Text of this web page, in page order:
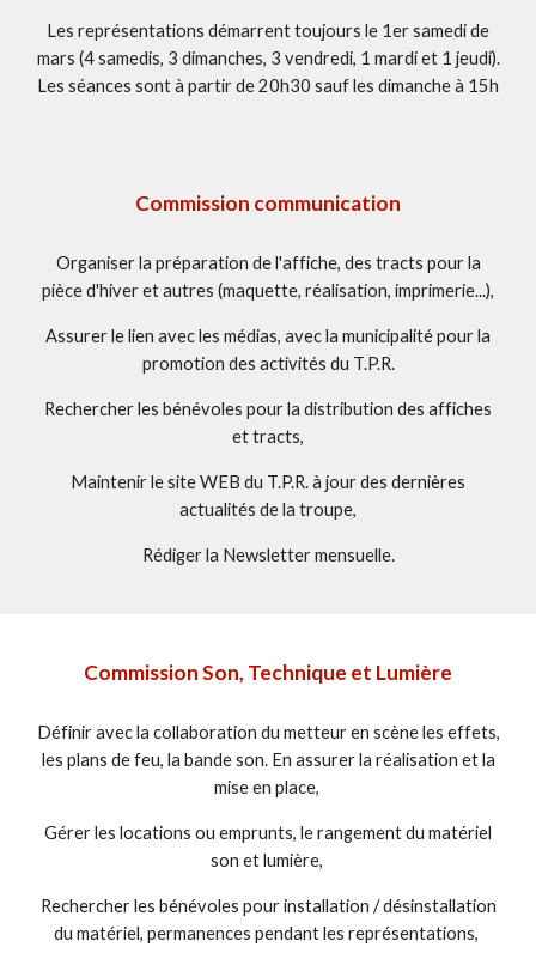
Les représentations démarrent toujours le 1er samedi de
mars (4 samedis, 3 dimanches, 3 vendredi, 1 mardi et 1 jeudi).
Les séances sont à partir de 20h30 sauf les dimanche à 15h
Commission communication
Organiser la préparation de l'affiche, des tracts pour la
pièce d'hiver et autres (maquette, réalisation, imprimerie...),
Assurer le lien avec les médias, avec la municipalité pour la
promotion des activités du T.P.R.
Rechercher les bénévoles pour la distribution des affiches
et tracts,
Maintenir le site WEB du T.P.R. à jour des dernières
actualités de la troupe,
Rédiger la Newsletter mensuelle.
Commission Son, Technique et Lumière
Définir avec la collaboration du metteur en scène les effets,
les plans de feu, la bande son. En assurer la réalisation et la
mise en place,
Gérer les locations ou emprunts, le rangement du matériel
son et lumière,
Rechercher les bénévoles pour installation / désinstallation
du matériel, permanences pendant les représentations,